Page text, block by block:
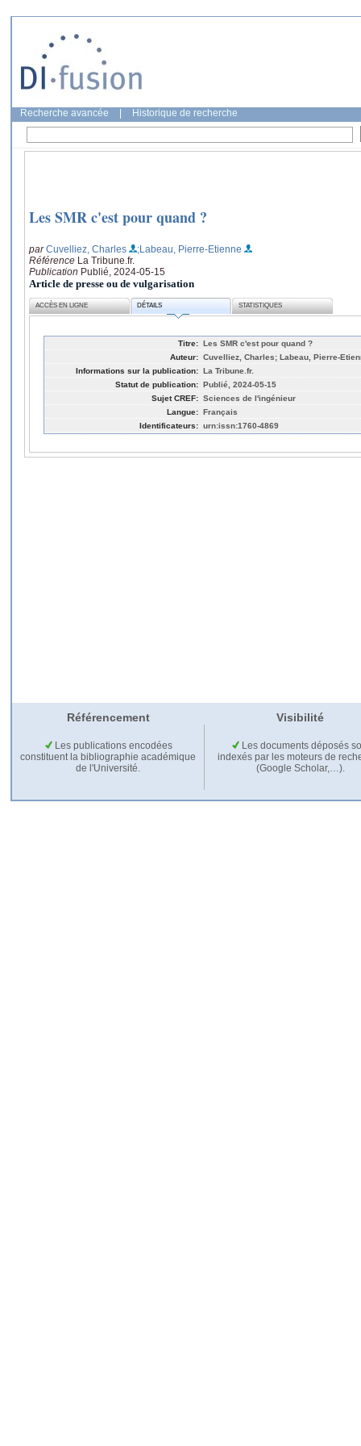
Recherche avancée Historique de recherche
Les SMR c'est pour quand ?
parCuvelliez, Charles
;Labeau, Pierre-Etienne
Référence La Tribune.fr.
Publication Publié, 2024-05-15
Article de presse ou de vulgarisation
ACCÈS EN LIGNE DÉTAILS STATISTIQUES
Titre: Les SMR c'est pour quand ?
Auteur: Cuvelliez, Charles; Labeau, Pierre-
Informations sur la publication: La Tribune.fr.
Statut de publication: Publié, 2024-05-15
Sujet CREF: Sciences de l'ingénieur
Langue: Français
Identificateurs: urn:issn:1760-4869
Référencement Visibilité
Les publications encodées
constituent la bibliographie académique
de l'Université.
Les documents déposés
indexés par les moteurs de
(Google Scholar,…).